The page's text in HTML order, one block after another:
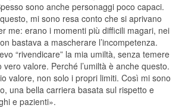
sono anche personaggi poco capaci.
mi sono resa conto che si aprivano
me: erano i momenti più difficili magari, nei
bastava a mascherare l’incompetenza.
“rivendicare” la mia umiltà, senza temere
valore. Perché l’umiltà è anche questo.
valore, non solo i propri limiti. Così mi sono
una bella carriera basata sul rispetto e
e pazienti».